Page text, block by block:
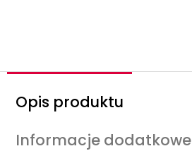
Opis produktu
Informacje dodatkowe